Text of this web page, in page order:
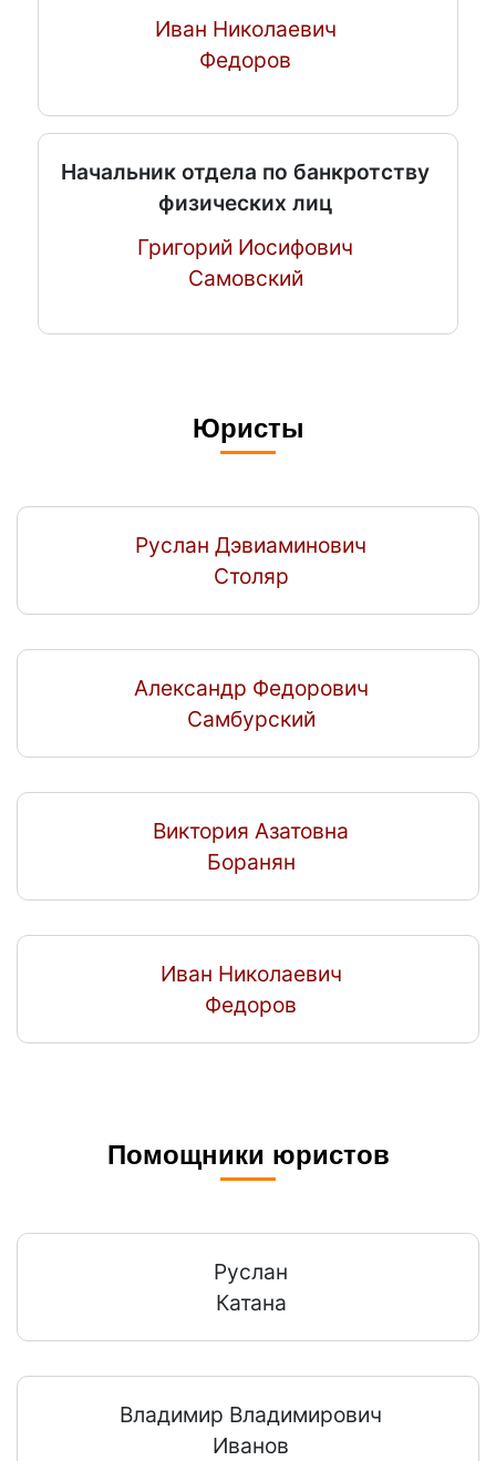
Иван Николаевич
Федоров
Начальник отдела по банкротству
физических лиц
Григорий Иосифович
Самовский
Юристы
Руслан Дэвиаминович
Столяр
Александр Федорович
Самбурский
Виктория Азатовна
Боранян
Иван Николаевич
Федоров
Помощники юристов
Руслан
Катана
Владимир Владимирович
Иванов